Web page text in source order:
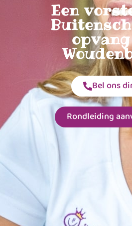
Een
Bel ons
Rondleiding